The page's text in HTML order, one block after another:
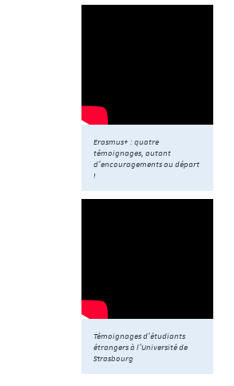
Erasmus+ : quatre
témoignages, autant
d’encouragements au départ
!
Témoignages d’étudiants
étrangers à l’Université de
Strasbourg